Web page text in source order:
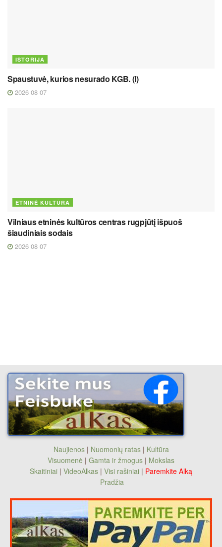
ISTORIJA
Spaustuvė, kurios nesurado KGB. (I)
2026 08 07
ETNINĖ KULTŪRA
Vilniaus etninės kultūros centras rugpjūtį išpuoš
šiaudiniais sodais
2026 08 07
Naujienos| Nuomonių ratas| Kultūra
Visuomenė | Gamta ir žmogus | Mokslas
Skaitiniai | VideoAlkas | Visi rašiniai | Paremkite Alką
Pradžia